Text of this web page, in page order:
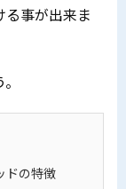
事が出来ま
ドの特徴